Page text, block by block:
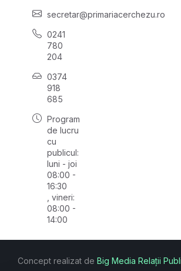
secretar@primariacerchezu.ro
0241
780
204
0374
918
685
Program
de lucru
cu
publicul:
luni - joi
08:00 -
16:30
, vineri:
08:00 -
14:00
Concept realizat de Big Media Relații